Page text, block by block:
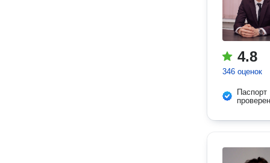
4.8
346 оценок
Паспорт
проверен